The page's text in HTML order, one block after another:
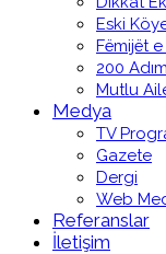
Eski
Fëmijët
200
Mutlu
Medya
TV
Gazete
Dergi
Web
Referanslar
İletişim